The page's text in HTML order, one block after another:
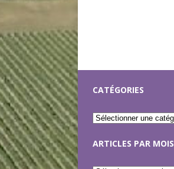
CATÉGORIES
ARTICLES PAR MOIS